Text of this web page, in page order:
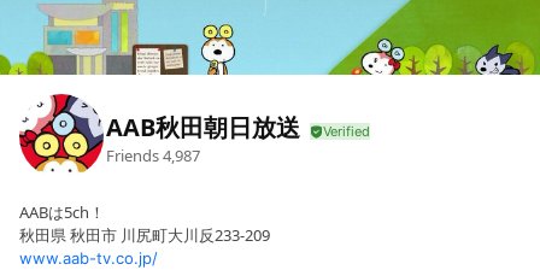
AAB秋田朝日放送
Friends4,987
AABは5ch！
秋田県 秋田市 川尻町大川反233-209
www.aab-tv.co.jp/